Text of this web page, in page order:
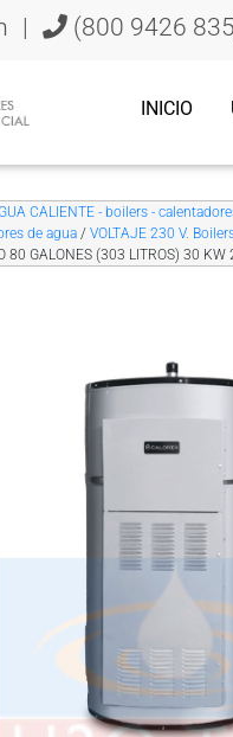
| (800 9426
INICIO
CALIENTE - boilers -
de agua /VOLTAJE 230 V.
80 GALONES (303 LITROS) 30